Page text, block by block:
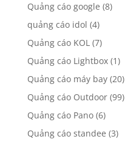
Quảng cáo google (8)
quảng cáo idol (4)
Quảng cáo KOL(7)
Quảng cáo Lightbox(1)
Quảng cáo máy bay(20)
Quảng cáo Outdoor(99)
Quảng cáo Pano(6)
Quảng cáo standee (3)